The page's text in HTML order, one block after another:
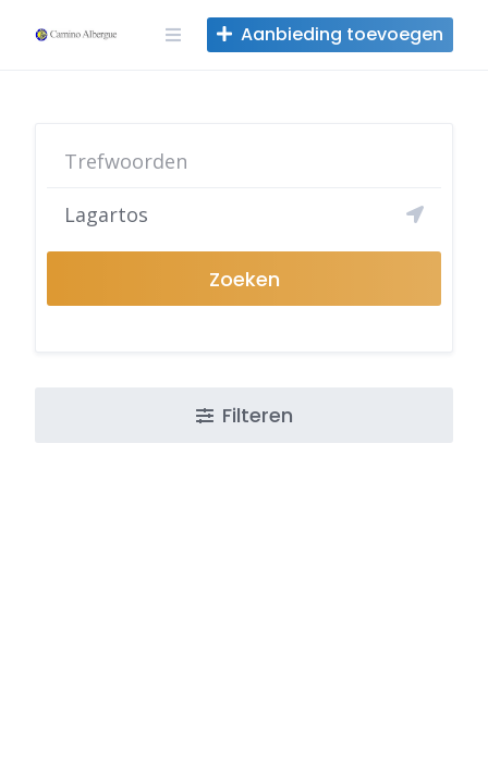
naar
Aanbieding toevoegen
Zoeken
Filteren